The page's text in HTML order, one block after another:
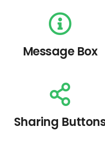
Message Box
Sharing